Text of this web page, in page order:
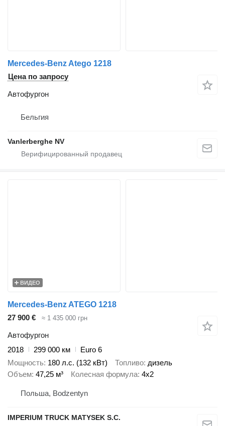
Mercedes-Benz Atego 1218
Цена по запросу
Автофургон
Бельгия
Vanlerberghe NV
ВИДЕО
Mercedes-Benz ATEGO 1218
27 900 €
≈ 1 435 000 грн
Автофургон
2018
299 000 км
Euro 6
Мощность 180 л.с. (132 кВт) Топливо дизель
Объем 47,25 м³ Колесная формула 4x2
Польша, Bodzentyn
IMPERIUM TRUCK MATYSEK S.C.